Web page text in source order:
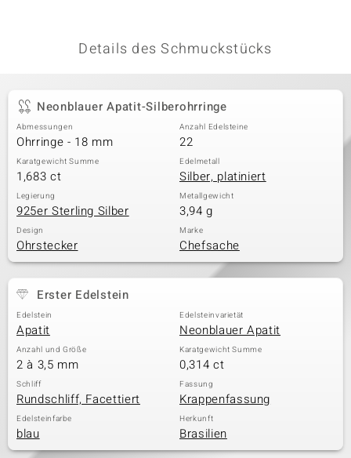
Details des Schmuckstücks
Neonblauer Apatit-Silberohrringe
Abmessungen
Ohrringe - 18 mm
Anzahl Edelsteine
22
Karatgewicht Summe
1,683 ct
Edelmetall
Silber, platiniert
Legierung
925er Sterling Silber
Metallgewicht
3,94 g
Design
Ohrstecker
Marke
Chefsache
Erster Edelstein
Edelstein
Apatit
Edelsteinvarietät
Neonblauer Apatit
Anzahl und Größe
2 à 3,5 mm
Karatgewicht Summe
0,314 ct
Schliff
Rundschliff, Facettiert
Fassung
Krappenfassung
Edelsteinfarbe
blau
Herkunft
Brasilien